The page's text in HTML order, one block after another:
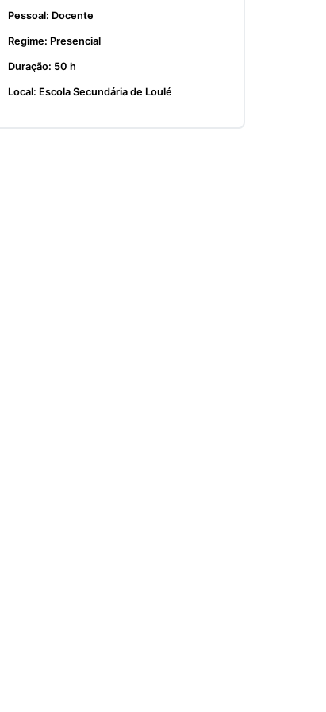
Pessoal: Docente
Regime: Presencial
Duração: 50 h
Local: Escola Secundária de Loulé